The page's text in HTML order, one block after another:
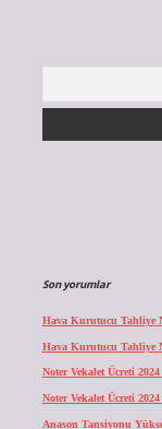
Son yorumlar
Hava Kurutucu Tahliye
Hava Kurutucu Tahliye
Noter Vekalet Ücreti
Noter Vekalet Ücreti
Anason Tansiyonu